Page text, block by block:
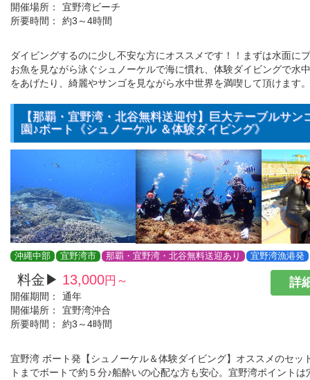
開催場所：
宜野湾ビーチ
所要時間：
約3～4時間
ダイビングするのに少し不安な方にオススメです！！まずは水面に
お魚を見ながら泳ぐシュノーケルで海に慣れ、体験ダイビングで水
をあげたり、綺麗やサンゴを見ながら水中世界を満喫して頂けます。
【那覇・宜野湾・北谷無料送迎付】巨大テーブルサン
園♪ボート《シュノーケル ＆体験ダイビング》
沖縄中部 宜野湾市 那覇・宜野湾・北谷無料送迎あり 宜野湾漁港発
料金▶ 13,000円～
開催期間：
通年
開催場所：
宜野湾沖合
所要時間：
約3～4時間
詳
宜野湾 ボート発【シュノーケル＆体験ダイビング】オススメのセ
トまでボートで約５分♪船酔いの心配な方も安心。宜野湾ポイント